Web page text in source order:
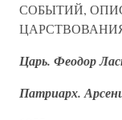
СОБЫТИЙ,
Царь. Феодор
Патриарх.